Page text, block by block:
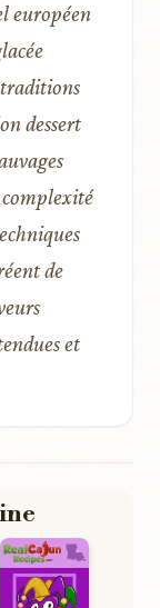
européen
dessert
de
et